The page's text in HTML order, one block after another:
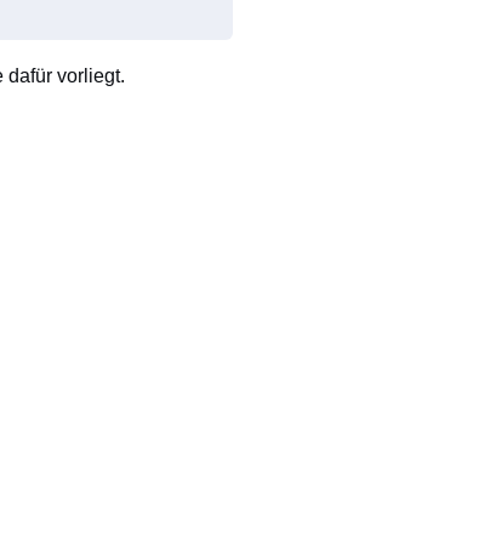
dafür vorliegt.